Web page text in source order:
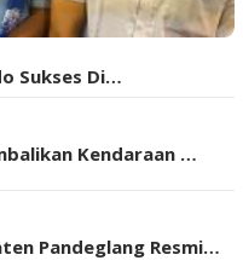
Sukses Di…
Kendaraan …
Pandeglang Resmi…